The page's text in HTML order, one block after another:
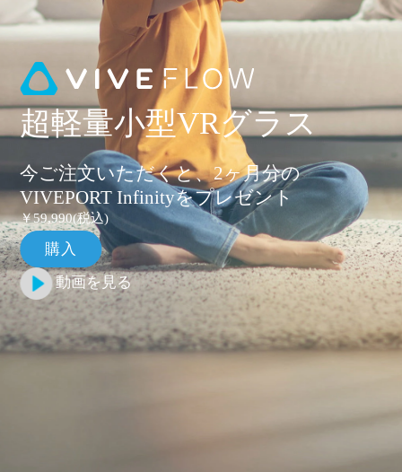
超軽量小型VRグラス
今ご注文いただくと、2ヶ月分の
VIVEPORT Infinityをプレゼント
￥59,990(税込)
購入
動画を見る